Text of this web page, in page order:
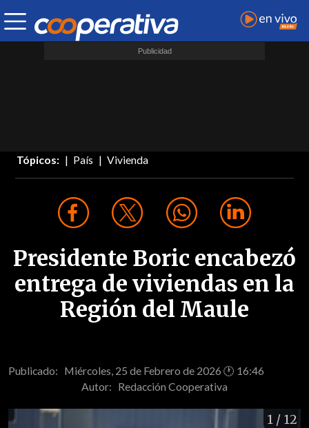
Tópicos: País Vivienda
Presidente Boric encabezó
entrega de viviendas en la
Región del Maule
Publicado: Miércoles, 25 de Febrero de 2026 🕐 16:46
Autor: Redacción Cooperativa
1 / 12